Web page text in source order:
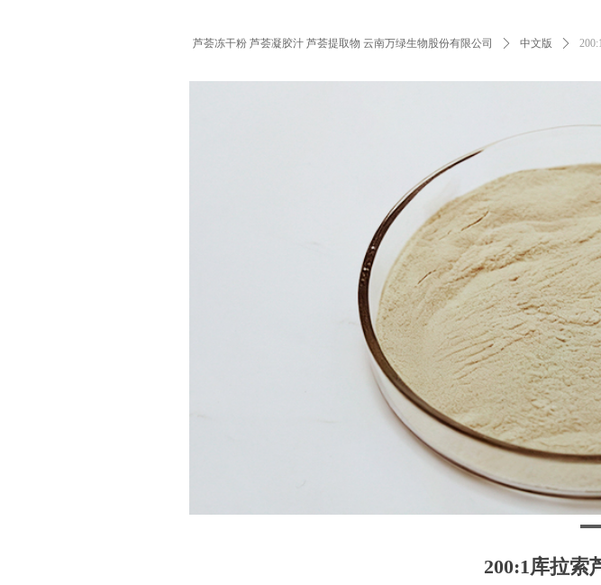
芦荟冻干粉 芦荟凝胶汁 芦荟提取物 云南万绿生物股份有限公司 ꄲ 中文版 ꄲ
200:1库拉索